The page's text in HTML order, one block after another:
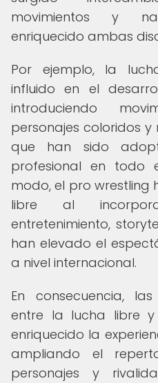
movimientos y
enriquecido ambas
Por ejemplo, la
influido en el
introduciendo
personajes coloridos
que han sido
profesional en todo
modo, el pro
libre al
entretenimiento,
han elevado el
a nivel internacional.
En consecuencia,
entre la lucha libre
enriquecido la
ampliando el
personajes y